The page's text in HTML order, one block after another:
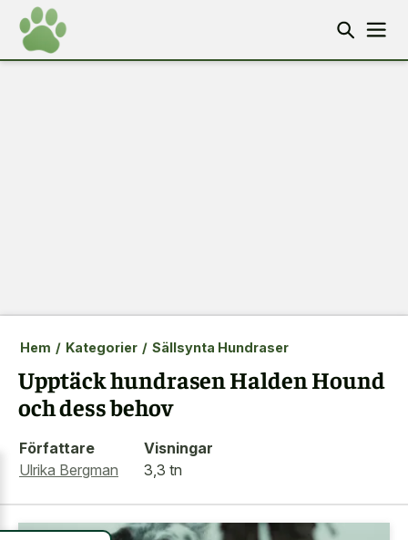
Hem / Kategorier / Sällsynta Hundraser
Upptäck hundrasen Halden Hound
och dess behov
Författare
Ulrika Bergman
Visningar
3,3 tn